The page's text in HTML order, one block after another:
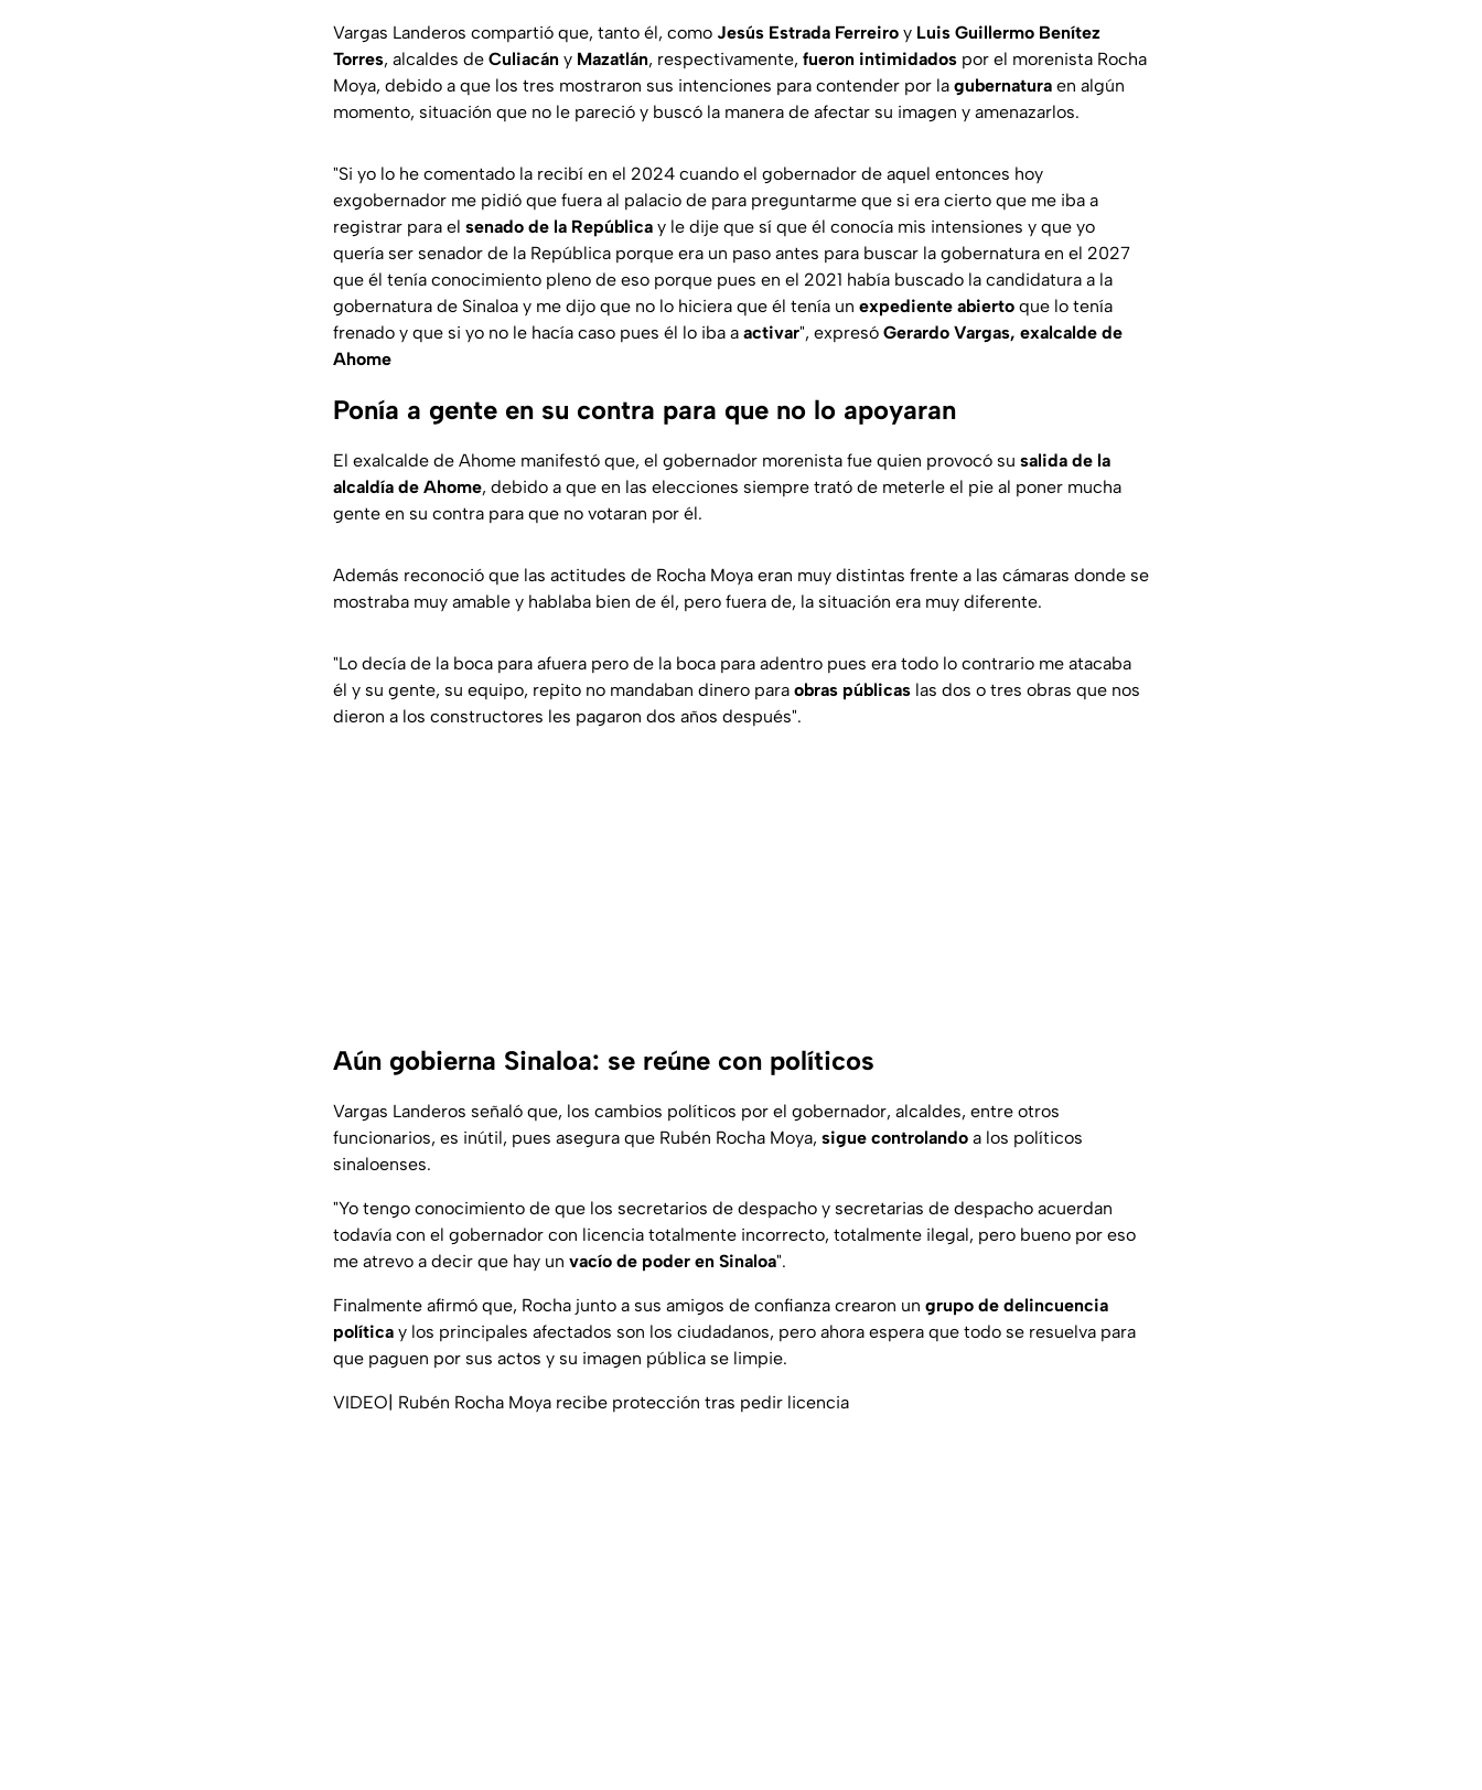
Vargas Landeros compartió que, tanto él, como Jesús Estrada Ferreiro y Luis Guillermo Benítez
Torres, alcaldes de Culiacán y Mazatlán, respectivamente, fueron intimidados por el morenista Rocha
Moya, debido a que los tres mostraron sus intenciones para contender por la gubernatura en algún
momento, situación que no le pareció y buscó la manera de afectar su imagen y amenazarlos.
"Si yo lo he comentado la recibí en el 2024 cuando el gobernador de aquel entonces hoy
exgobernador me pidió que fuera al palacio de para preguntarme que si era cierto que me iba a
registrar para el senado de la República y le dije que sí que él conocía mis intensiones y que yo
quería ser senador de la República porque era un paso antes para buscar la gobernatura en el 2027
que él tenía conocimiento pleno de eso porque pues en el 2021 había buscado la candidatura a la
gobernatura de Sinaloa y me dijo que no lo hiciera que él tenía un expediente abierto que lo tenía
frenado y que si yo no le hacía caso pues él lo iba a activar", expresó Gerardo Vargas, exalcalde de
Ahome
Ponía a gente en su contra para que no lo apoyaran
El exalcalde de Ahome manifestó que, el gobernador morenista fue quien provocó su salida de la
alcaldía de Ahome, debido a que en las elecciones siempre trató de meterle el pie al poner mucha
gente en su contra para que no votaran por él.
Además reconoció que las actitudes de Rocha Moya eran muy distintas frente a las cámaras donde se
mostraba muy amable y hablaba bien de él, pero fuera de, la situación era muy diferente.
"Lo decía de la boca para afuera pero de la boca para adentro pues era todo lo contrario me atacaba
él y su gente, su equipo, repito no mandaban dinero para obras públicas las dos o tres obras que nos
dieron a los constructores les pagaron dos años después".
Aún gobierna Sinaloa: se reúne con políticos
Vargas Landeros señaló que, los cambios políticos por el gobernador, alcaldes, entre otros
funcionarios, es inútil, pues asegura que Rubén Rocha Moya, sigue controlando a los políticos
sinaloenses.
"Yo tengo conocimiento de que los secretarios de despacho y secretarias de despacho acuerdan
todavía con el gobernador con licencia totalmente incorrecto, totalmente ilegal, pero bueno por eso
me atrevo a decir que hay un vacío de poder en Sinaloa".
Finalmente afirmó que, Rocha junto a sus amigos de confianza crearon un grupo de delincuencia
política y los principales afectados son los ciudadanos, pero ahora espera que todo se resuelva para
que paguen por sus actos y su imagen pública se limpie.
VIDEO| Rubén Rocha Moya recibe protección tras pedir licencia